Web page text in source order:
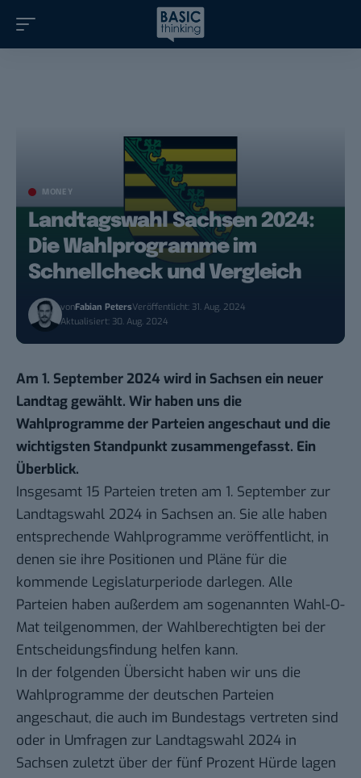
MONEY
Landtagswahl Sachsen 2024:
Die Wahlprogramme im
Schnellcheck und Vergleich
vonFabian PetersVeröffentlicht: 31. Aug. 2024
Aktualisiert: 30. Aug. 2024
Am 1. September 2024 wird in Sachsen ein neuer
Landtag gewählt. Wir haben uns die
Wahlprogramme der Parteien angeschaut und die
wichtigsten Standpunkt zusammengefasst. Ein
Überblick.
Insgesamt 15 Parteien treten am 1. September zur
Landtagswahl 2024 in Sachsen an. Sie alle haben
entsprechende Wahlprogramme veröffentlicht, in
denen sie ihre Positionen und Pläne für die
kommende Legislaturperiode darlegen. Alle
Parteien haben außerdem am sogenannten Wahl-O-
Mat teilgenommen, der Wahlberechtigten bei der
Entscheidungsfindung helfen kann.
In der folgenden Übersicht haben wir uns die
Wahlprogramme der deutschen Parteien
angeschaut, die auch im Bundestags vertreten sind
oder in Umfragen zur Landtagswahl 2024 in
Sachsen zuletzt über der fünf Prozent Hürde lagen